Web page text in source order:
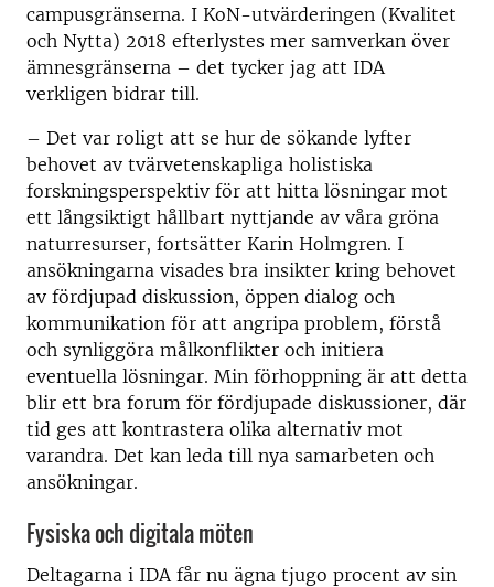
campusgränserna. I KoN-utvärderingen (Kvalitet
och Nytta) 2018 efterlystes mer samverkan över
ämnesgränserna – det tycker jag att IDA
verkligen bidrar till.
– Det var roligt att se hur de sökande lyfter
behovet av tvärvetenskapliga holistiska
forskningsperspektiv för att hitta lösningar mot
ett långsiktigt hållbart nyttjande av våra gröna
naturresurser, fortsätter Karin Holmgren. I
ansökningarna visades bra insikter kring behovet
av fördjupad diskussion, öppen dialog och
kommunikation för att angripa problem, förstå
och synliggöra målkonflikter och initiera
eventuella lösningar. Min förhoppning är att detta
blir ett bra forum för fördjupade diskussioner, där
tid ges att kontrastera olika alternativ mot
varandra. Det kan leda till nya samarbeten och
ansökningar.
Fysiska och digitala möten
Deltagarna i IDA får nu ägna tjugo procent av sin